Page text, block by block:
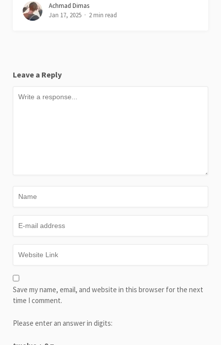
Achmad Dimas
Jan 17, 2025
2 min read
Leave a Reply
Save my name, email, and website in this browser for the next
time I comment.
Please enter an answer in digits: